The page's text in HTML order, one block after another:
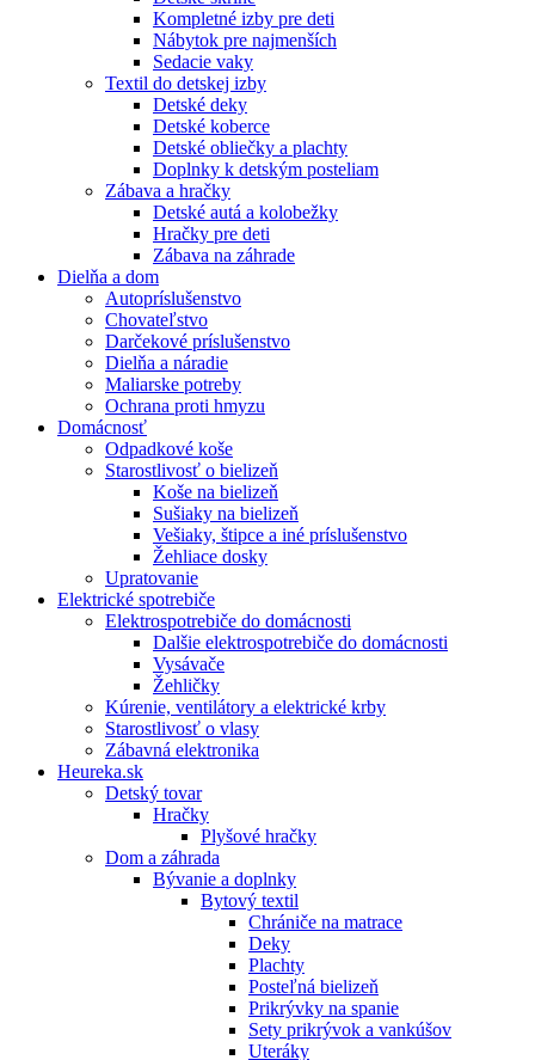
Kompletné izby pre deti
Nábytok pre najmenších
Sedacie vaky
Textil do detskej izby
Detské deky
Detské koberce
Detské obliečky a plachty
Doplnky k detským posteliam
Zábava a hračky
Detské autá a kolobežky
Hračky pre deti
Zábava na záhrade
Dielňa a dom
Autopríslušenstvo
Chovateľstvo
Darčekové príslušenstvo
Dielňa a náradie
Maliarske potreby
Ochrana proti hmyzu
Domácnosť
Odpadkové koše
Starostlivosť o bielizeň
Koše na bielizeň
Sušiaky na bielizeň
Vešiaky, štipce a iné príslušenstvo
Žehliace dosky
Upratovanie
Elektrické spotrebiče
Elektrospotrebiče do domácnosti
Dalšie elektrospotrebiče do domácnosti
Vysávače
Žehličky
Kúrenie, ventilátory a elektrické krby
Starostlivosť o vlasy
Zábavná elektronika
Heureka.sk
Detský tovar
Hračky
Plyšové hračky
Dom a záhrada
Bývanie a doplnky
Bytový textil
Chrániče na matrace
Deky
Plachty
Posteľná bielizeň
Prikrývky na spanie
Sety prikrývok a vankúšov
Uteráky